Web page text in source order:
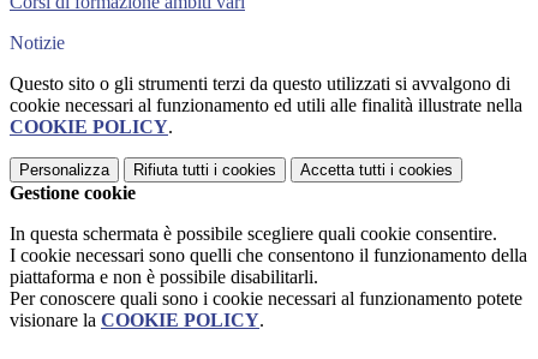
Notizie
Questo sito o gli strumenti terzi da questo utilizzati si avvalgono di
cookie necessari al funzionamento ed utili alle finalità illustrate nella
COOKIE POLICY.
Personalizza Rifiuta tutti i cookies Accetta tutti i cookies
Gestione cookie
In questa schermata è possibile scegliere quali cookie consentire.
I cookie necessari sono quelli che consentono il funzionamento della
piattaforma e non è possibile disabilitarli.
Per conoscere quali sono i cookie necessari al funzionamento potete
visionare la COOKIE POLICY.